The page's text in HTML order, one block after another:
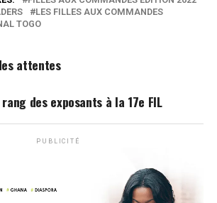
LES FILLES AUX COMMANDES
TOGO
attentes
des exposants à la 17e FIL
PUBLICITÉ